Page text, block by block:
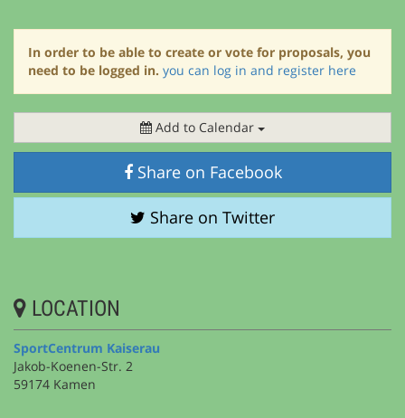
In order to be able to create or vote for proposals, you
need to be logged in. you can log in and register here
Add to Calendar
Share on Facebook
Share on Twitter
LOCATION
SportCentrum Kaiserau
Jakob-Koenen-Str. 2
59174 Kamen